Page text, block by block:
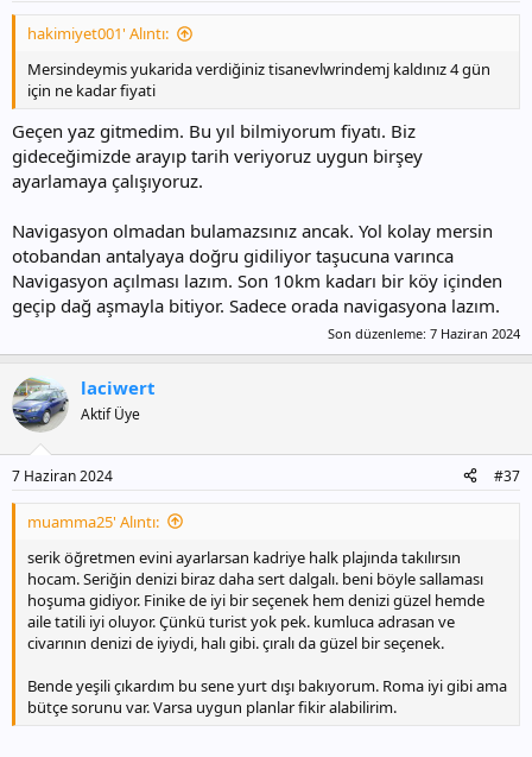
hakimiyet001' Alıntı:
Mersindeymis yukarida verdiğiniz tisanevlwrindemj kaldınız 4 gün
için ne kadar fiyati
Geçen yaz gitmedim. Bu yıl bilmiyorum fiyatı. Biz
gideceğimizde arayıp tarih veriyoruz uygun birşey
ayarlamaya çalışıyoruz.
Navigasyon olmadan bulamazsınız ancak. Yol kolay mersin
otobandan antalyaya doğru gidiliyor taşucuna varınca
Navigasyon açılması lazım. Son 10km kadarı bir köy içinden
geçip dağ aşmayla bitiyor. Sadece orada navigasyona lazım.
Son düzenleme: 7 Haziran 2024
laciwert
Aktif Üye
7 Haziran 2024 #37
muamma25' Alıntı:
serik öğretmen evini ayarlarsan kadriye halk plajında takılırsın
hocam. Seriğin denizi biraz daha sert dalgalı. beni böyle sallaması
hoşuma gidiyor. Finike de iyi bir seçenek hem denizi güzel hemde
aile tatili iyi oluyor. Çünkü turist yok pek. kumluca adrasan ve
civarının denizi de iyiydi, halı gibi. çıralı da güzel bir seçenek.
Bende yeşili çıkardım bu sene yurt dışı bakıyorum. Roma iyi gibi ama
bütçe sorunu var. Varsa uygun planlar fikir alabilirim.